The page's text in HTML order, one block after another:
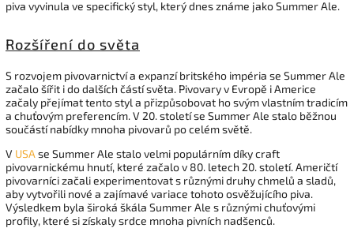
piva vyvinula ve specifický styl, který dnes známe jako Summer Ale.
Rozšíření do světa
S rozvojem pivovarnictví a expanzí britského impéria se Summer Ale
začalo šířit i do dalších částí světa. Pivovary v Evropě i Americe
začaly přejímat tento styl a přizpůsobovat ho svým vlastním tradicím
a chuťovým preferencím. V 20. století se Summer Ale stalo běžnou
součástí nabídky mnoha pivovarů po celém světě.
V USA se Summer Ale stalo velmi populárním díky craft
pivovarnickému hnutí, které začalo v 80. letech 20. století. Američtí
pivovarníci začali experimentovat s různými druhy chmelů a sladů,
aby vytvořili nové a zajímavé variace tohoto osvěžujícího piva.
Výsledkem byla široká škála Summer Ale s různými chuťovými
profily, které si získaly srdce mnoha pivních nadšenců.